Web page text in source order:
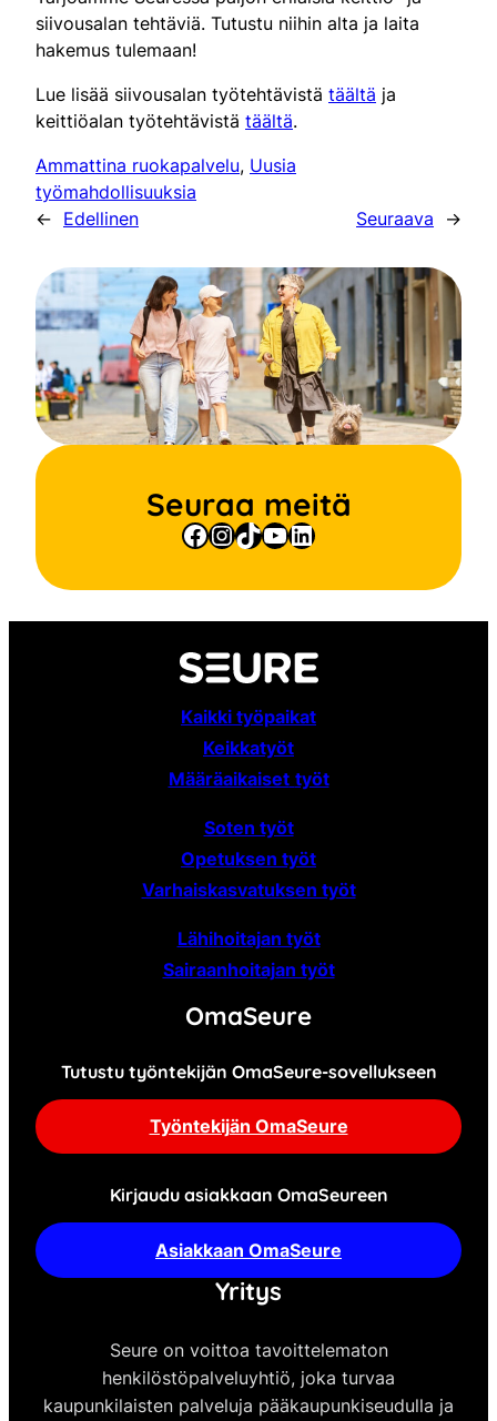
siivousalan tehtäviä. Tutustu niihin alta ja laita
hakemus tulemaan!
Lue lisää siivousalan työtehtävistä täältä ja
keittiöalan työtehtävistä täältä.
Ammattina ruokapalvelu, Uusia
työmahdollisuuksia
← Edellinen Seuraava →
Seuraa meitä
Facebook
Instagram
TikTok
YouTube
LinkedIn
Kaikki työpaikat
Keikkatyöt
Määräaikaiset työt
Soten työt
Opetuksen työt
Varhaiskasvatuksen työt
Lähihoitajan työt
Sairaanhoitajan työt
OmaSeure
Tutustu työntekijän OmaSeure-sovellukseen
Työntekijän OmaSeure
Kirjaudu asiakkaan OmaSeureen
Asiakkaan OmaSeure
Yritys
Seure on voittoa tavoittelematon
henkilöstöpalveluyhtiö, joka turvaa
kaupunkilaisten palveluja pääkaupunkiseudulla ja